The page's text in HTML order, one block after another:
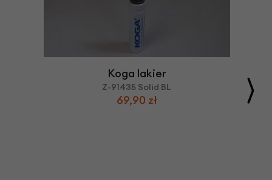
Koga lakier
Z-91435 Solid BL
69,90 zł